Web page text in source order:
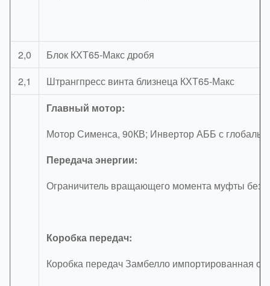
2,0
Блок КХТ65-Макс дробя
2,1
Штрангпресс винта близнеца КХТ65-Макс
Главный мотор:
Мотор Сименса, 90КВ; Инвертор АББ с
Передача энергии:
Ограничитель вращающего момента муфты
Коробка передач:
Коробка передач Замбелло импортированная от